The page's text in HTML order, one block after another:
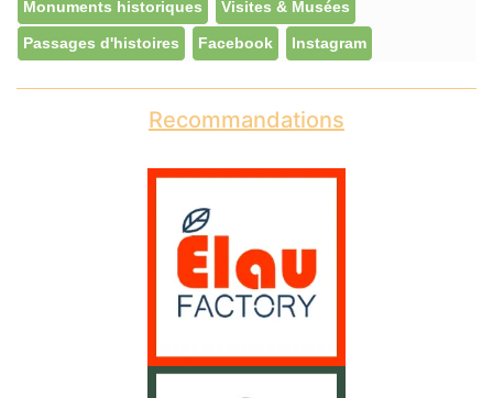
Monuments historiques Visites & Musées
Passages d'histoires Facebook Instagram
Recommandations